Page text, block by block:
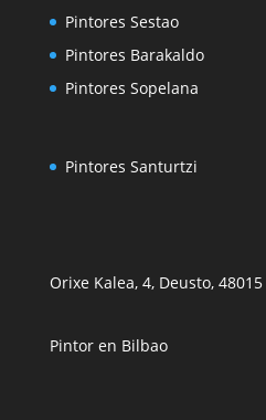
Pintores Sestao
Pintores Barakaldo
Pintores Sopelana
Pintores Santurtzi
Orixe Kalea, 4, Deusto,
Pintor en Bilbao